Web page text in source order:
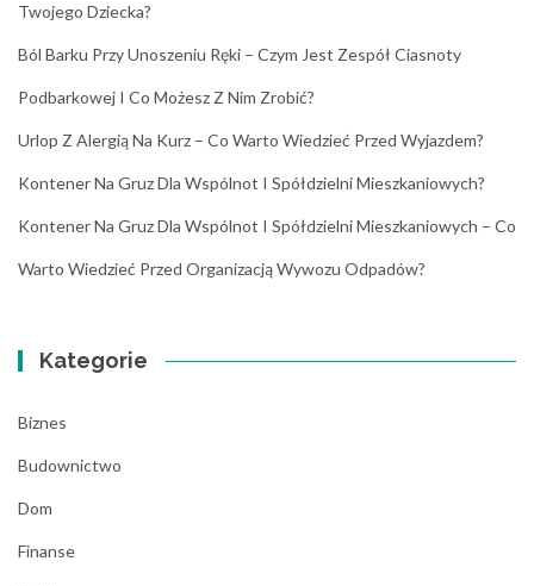
Twojego Dziecka?
Ból Barku Przy Unoszeniu Ręki – Czym Jest Zespół Ciasnoty
Podbarkowej I Co Możesz Z Nim Zrobić?
Urlop Z Alergią Na Kurz – Co Warto Wiedzieć Przed Wyjazdem?
Kontener Na Gruz Dla Wspólnot I Spółdzielni Mieszkaniowych?
Kontener Na Gruz Dla Wspólnot I Spółdzielni Mieszkaniowych – Co
Warto Wiedzieć Przed Organizacją Wywozu Odpadów?
Kategorie
Biznes
Budownictwo
Dom
Finanse